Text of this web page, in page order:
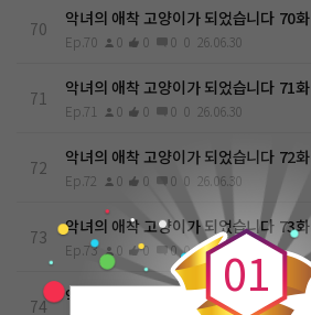
70 악녀의 애착 고양이가 되었습니다 70화
Ep.70 0 0 0 0 26.06.30
71 악녀의 애착 고양이가 되었습니다 71화
Ep.71 0 0 0 0 26.06.30
72 악녀의 애착 고양이가 되었습니다 72화
Ep.72 0 0 0 0 26.06.30
73 악녀의 애착 고양이가 되었습니다 73화
Ep.73 0 0 0 0 26.06.30
74 악녀의 애착 고양이가 되었습니다 74화
0
0
1